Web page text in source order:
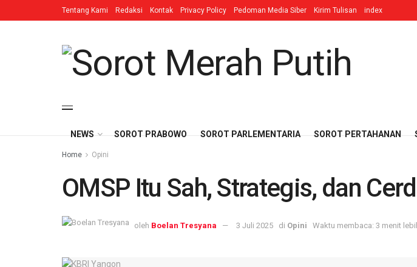
Tentang Kami Redaksi Kontak Privacy Policy Pedoman Media Siber Kirim Tulisan index
NEWS SOROT PRABOWO SOROT PARLEMENTARIA SOROT PERTAHANAN
Home Opini
OMSP Itu Sah, Strategis, dan
oleh Boelan Tresyana 3 Juli 2025 di Opini Waktu membaca: 3 menit